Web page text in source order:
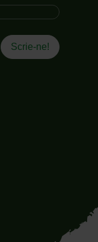
Scrie-ne!